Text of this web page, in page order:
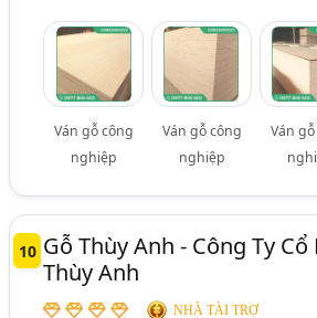
Ván gỗ công
nghiệp
Ván gỗ công
nghiệp
Ván
10 Gỗ Thùy Anh - Công Ty
Thùy Anh
NHÀ TÀI TRỢ